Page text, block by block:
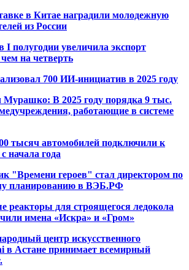
в Китае наградили молодежную
из России
I полугодии увеличила экспорт
на четверть
700 ИИ-инициатив в 2025 году
В 2025 году порядка 9 тыс.
работающие в системе
тысяч автомобилей подключили к
года
"Времени героев" стал директором по
планированию в ВЭБ.РФ
реакторы для строящегося ледокола
имена «Искра» и «Гром»
центр искусственного
в Астане принимает всемирный